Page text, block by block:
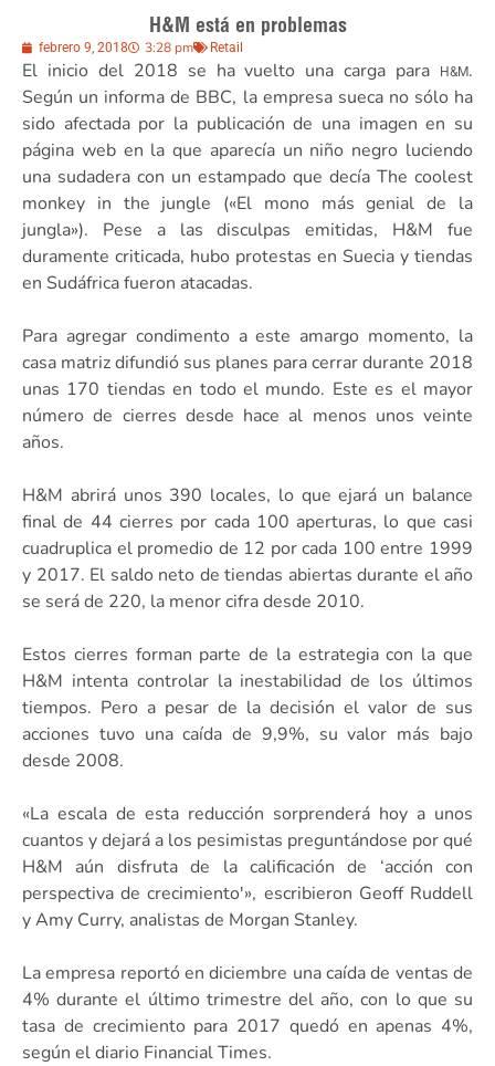
H&M está en problemas
febrero 9, 2018 3:28 pm Retail
El inicio del 2018 se ha vuelto una carga para H&M.
Según un informa de BBC, la empresa sueca no sólo ha
sido afectada por la publicación de una imagen en su
página web en la que aparecía un niño negro luciendo
una sudadera con un estampado que decía The coolest
monkey in the jungle («El mono más genial de la
jungla»). Pese a las disculpas emitidas, H&M fue
duramente criticada, hubo protestas en Suecia y tiendas
en Sudáfrica fueron atacadas.
Para agregar condimento a este amargo momento, la
casa matriz difundió sus planes para cerrar durante 2018
unas 170 tiendas en todo el mundo. Este es el mayor
número de cierres desde hace al menos unos veinte
años.
H&M abrirá unos 390 locales, lo que ejará un balance
final de 44 cierres por cada 100 aperturas, lo que casi
cuadruplica el promedio de 12 por cada 100 entre 1999
y 2017. El saldo neto de tiendas abiertas durante el año
se será de 220, la menor cifra desde 2010.
Estos cierres forman parte de la estrategia con la que
H&M intenta controlar la inestabilidad de los últimos
tiempos. Pero a pesar de la decisión el valor de sus
acciones tuvo una caída de 9,9%, su valor más bajo
desde 2008.
«La escala de esta reducción sorprenderá hoy a unos
cuantos y dejará a los pesimistas preguntándose por qué
H&M aún disfruta de la calificación de ‘acción con
perspectiva de crecimiento'», escribieron Geoff Ruddell
y Amy Curry, analistas de Morgan Stanley.
La empresa reportó en diciembre una caída de ventas de
4% durante el último trimestre del año, con lo que su
tasa de crecimiento para 2017 quedó en apenas 4%,
según el diario Financial Times.